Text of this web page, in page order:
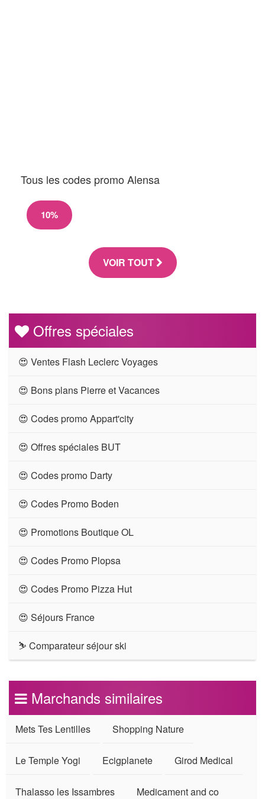
Tous les codes promo Alensa
10%
VOIR TOUT
Offres spéciales
😍 Ventes Flash Leclerc Voyages
😍 Bons plans Pierre et Vacances
😍 Codes promo Appart'city
😍 Offres spéciales BUT
😍 Codes promo Darty
😍 Codes Promo Boden
😍 Promotions Boutique OL
😍 Codes Promo Plopsa
😍 Codes Promo Pizza Hut
😍 Séjours France
⛷ Comparateur séjour ski
Marchands similaires
Mets Tes Lentilles Shopping Nature
Le Temple Yogi Ecigplanete Girod Medical
Thalasso les Issambres Medicament and co